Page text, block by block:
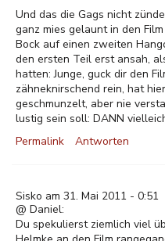
Und das die Gags nicht
ganz mies gelaunt in den
Bock auf einen zweiten
den ersten Teil erst ansah,
hatten: Junge, guck dir den
zähneknirschend rein, hat
geschmunzelt, aber nie
lustig sein soll: DANN
Permalink
Antworten
Sisko am 31. Mai 2011 - 0:51
@ Daniel:
Du spekulierst ziemlich viel